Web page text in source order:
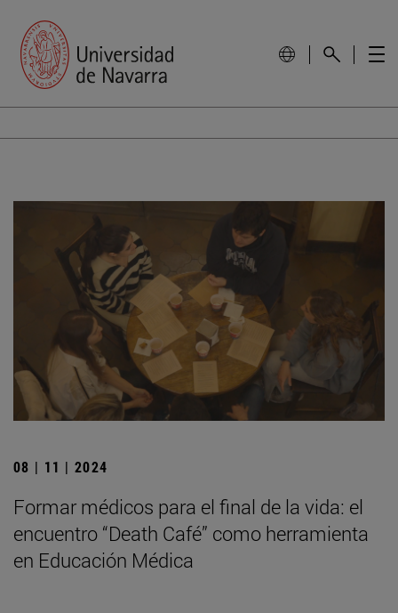
08 | 11 | 2024
Formar médicos para el final de la vida: el
encuentro “Death Café” como herramienta
en Educación Médica